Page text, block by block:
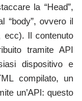
la “Head”,
“body”, ovvero il
ecc). Il contenuto
tramite API
dispositivo e
compilato, un
un’API: questo